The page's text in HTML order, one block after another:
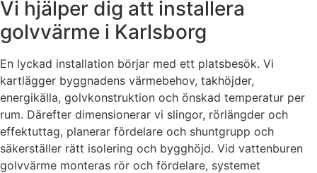
Vi hjälper dig att installera
golvvärme i Karlsborg
En lyckad installation börjar med ett platsbesök. Vi
kartlägger byggnadens värmebehov, takhöjder,
energikälla, golvkonstruktion och önskad temperatur per
rum. Därefter dimensionerar vi slingor, rörlängder och
effektuttag, planerar fördelare och shuntgrupp och
säkerställer rätt isolering och bygghöjd. Vid vattenburen
golvvärme monteras rör och fördelare, systemet